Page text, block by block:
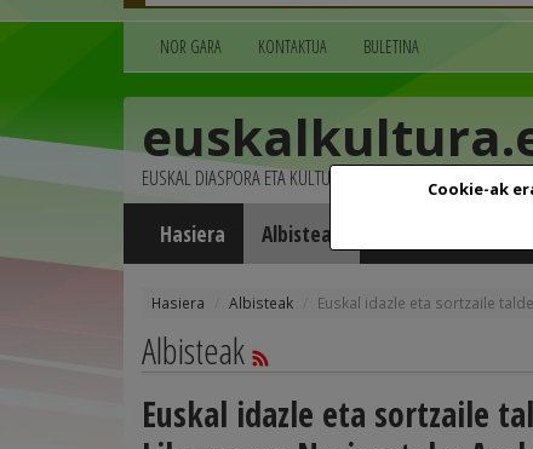
Cookie-ak
NOR GARA KONTAKTUA BULETINA
EUSKAL DIASPORA ETA KULTURA
Hasiera Albisteak
Hasiera Albisteak Euskal idazle eta sortzaile
Albisteak
Euskal idazle eta sortzaile